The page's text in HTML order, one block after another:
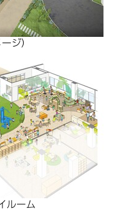
ジ）
ルーム